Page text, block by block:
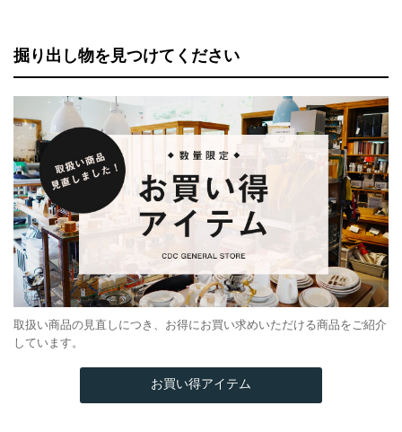
掘り出し物を見つけてください
取扱い商品の見直しにつき、お得にお買い求めいただける商品をご紹介
しています。
お買い得アイテム